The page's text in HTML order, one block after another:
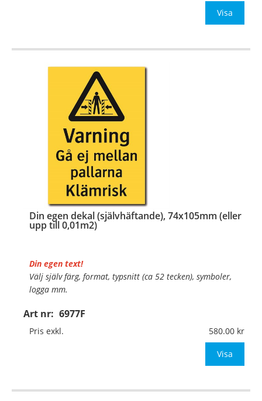
Visa
Din egen dekal (självhäftande), 74x105mm (eller
upp till 0,01m2)
Art nr: 6977F
Din egen text!
Välj själv färg, format, typsnitt (ca 52 tecken), symboler,
logga mm.
Material:Självhäftande folie
Mått:74x105mm (eller annat mått upp till 0,01m²)
Pris exkl. 580.00
Visa